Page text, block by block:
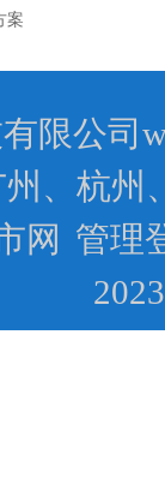
案
限公司
、杭州
网 管理